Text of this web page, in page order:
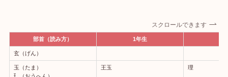
スクロールできます
部首（読み方） 1年生
玄（げん）
玉（たま）
王玉 理